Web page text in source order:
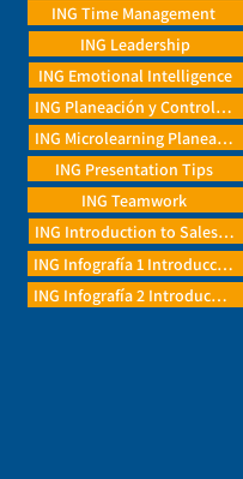
ING Time Management
ING Leadership
ING Emotional Intelligence
ING Planeación y Control de Proyectos Básico
ING Microlearning Planeación y Control de Proyectos Básico
ING Presentation Tips
ING Teamwork
ING Introduction to Sales Thinking
ING Infografía 1 Introducción al pesamiento de ventas
ING Infografía 2 Introducción al pesamiento de ventas